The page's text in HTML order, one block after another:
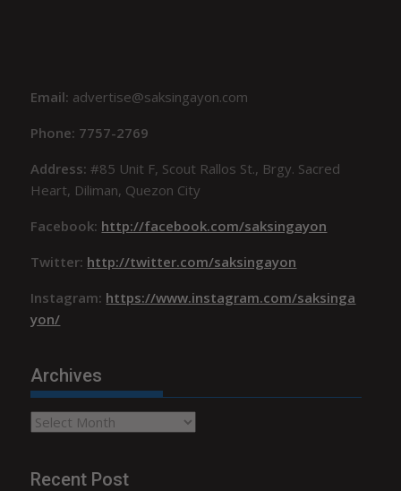
Email: advertise@saksingayon.com
Phone: 7757-2769
Address:#85 Unit F, Scout Rallos St., Brgy. Sacred
Heart, Diliman, Quezon City
Facebook: http://facebook.com/saksingayon
Twitter: http://twitter.com/saksingayon
Instagram: https://www.instagram.com/saksinga
yon/
Archives
Archives
Recent Post